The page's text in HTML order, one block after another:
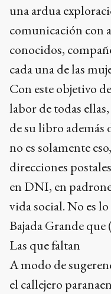
una ardua
comunicación con
conocidos,
cada una de las
Con este objetivo
labor de todas
de su libro además
no es solamente
direcciones
en DNI, en
vida social. No es
Bajada Grande que
Las que faltan
A modo de
el callejero